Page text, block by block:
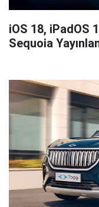
iOS 18, iPadOS
Sequoia